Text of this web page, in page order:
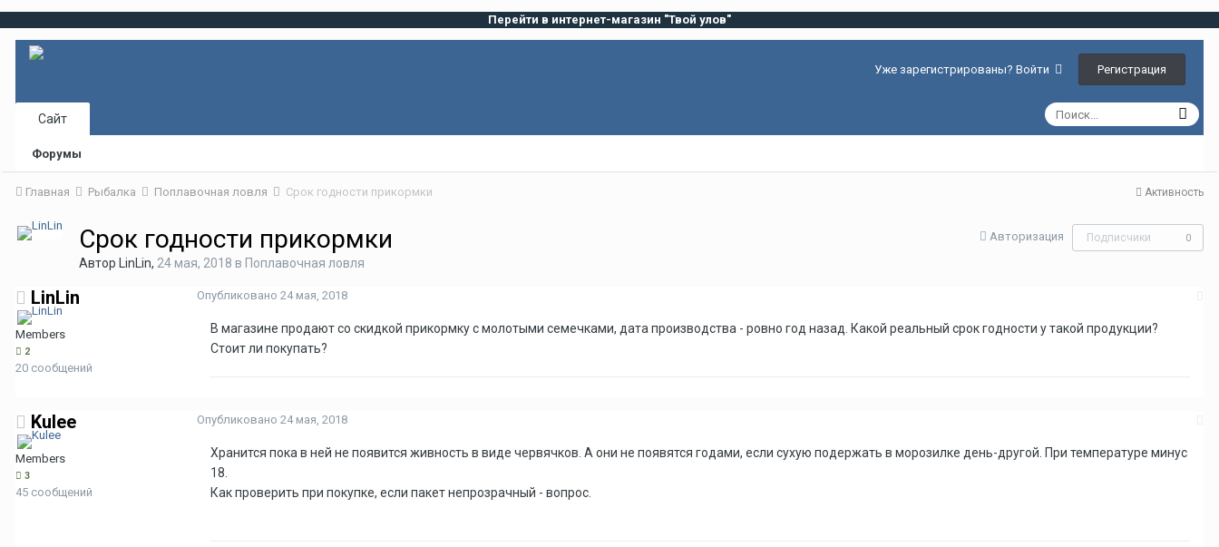
Перейти в интернет-магазин "Твой улов"
Уже зарегистрированы? Войти Регистрация
Сайт
Форумы
Активность
Главная Рыбалка Поплавочная ловля Срок годности прикормки
Авторизация Подписчики 0
Срок годности прикормки
Автор LinLin, 24 мая, 2018 в Поплавочная ловля
LinLin
Members
2
20 сообщений
Опубликовано 24 мая, 2018
В магазине продают со скидкой прикормку с молотыми семечками, дата производства - ровно год назад. Какой реальный срок годности у такой продукции?
Стоит ли покупать?
Kulee
Members
3
45 сообщений
Опубликовано 24 мая, 2018
Хранится пока в ней не появится живность в виде червячков. А они не появятся годами, если сухую подержать в морозилке день-другой. При температуре минус
18.
Как проверить при покупке, если пакет непрозрачный - вопрос.